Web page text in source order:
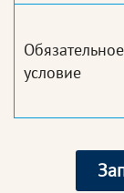
Обязательное
условие